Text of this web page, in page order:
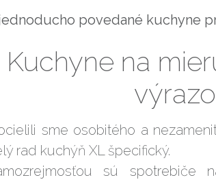
povedané kuchyne
Kuchyne na
sme osobitého a
rad kuchýň XL špecifický.
sú spotrebiče